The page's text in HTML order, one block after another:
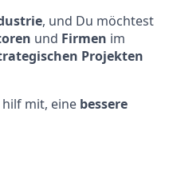
, und Du möchtest
und Firmen im
Projekten
mit, eine bessere